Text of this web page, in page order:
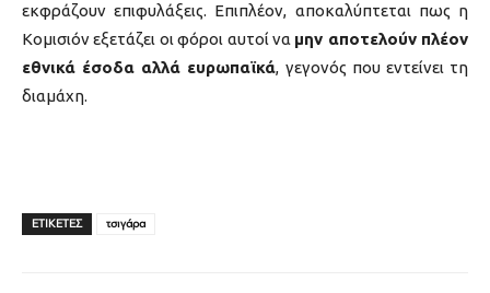
εκφράζουν επιφυλάξεις. Επιπλέον, αποκαλύπτεται πως η
Κομισιόν εξετάζει οι φόροι αυτοί να μην αποτελούν πλέον
εθνικά έσοδα αλλά ευρωπαϊκά, γεγονός που εντείνει τη
διαμάχη.
ΕΤΙΚΕΤΕΣ τσιγάρα